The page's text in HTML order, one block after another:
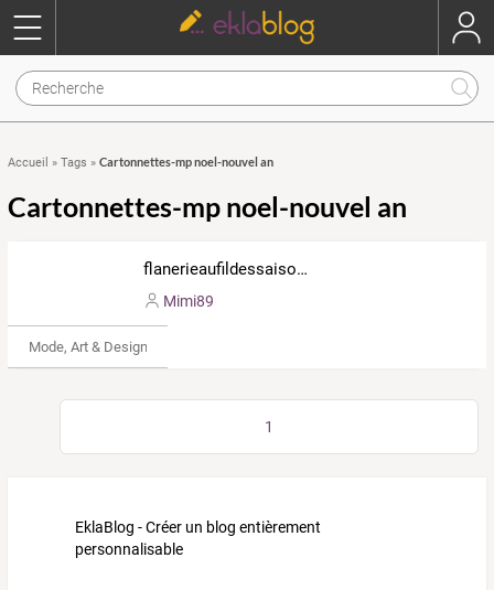
Accueil » Tags » Cartonnettes-mp noel-nouvel an
Cartonnettes-mp noel-nouvel an
flanerieaufildessaisons.eklablog.com
Mimi89
Mode, Art & Design
1
EklaBlog - Créer un blog entièrement
personnalisable